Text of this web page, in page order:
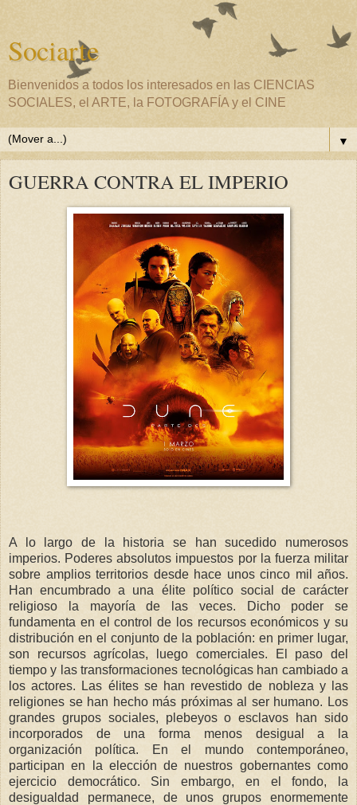
Sociarte
Bienvenidos a todos los interesados en las CIENCIAS
SOCIALES, el ARTE, la FOTOGRAFÍA y el CINE
▼
GUERRA CONTRA EL IMPERIO
A lo largo de la historia se han sucedido numerosos
imperios. Poderes absolutos impuestos por la fuerza militar
sobre amplios territorios desde hace unos cinco mil años.
Han encumbrado a una élite político social de carácter
religioso la mayoría de las veces. Dicho poder se
fundamenta en el control de los recursos económicos y su
distribución en el conjunto de la población: en primer lugar,
son recursos agrícolas, luego comerciales. El paso del
tiempo y las transformaciones tecnológicas han cambiado a
los actores. Las élites se han revestido de nobleza y las
religiones se han hecho más próximas al ser humano. Los
grandes grupos sociales, plebeyos o esclavos han sido
incorporados de una forma menos desigual a la
organización política. En el mundo contemporáneo,
participan en la elección de nuestros gobernantes como
ejercicio democrático. Sin embargo, en el fondo, la
desigualdad permanece, de unos grupos enormemente